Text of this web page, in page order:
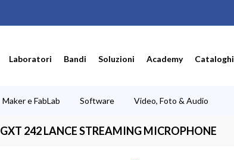
Laboratori Bandi Soluzioni Academy Cataloghi
Maker e FabLab Software Video, Foto & Audio
GXT 242 LANCE STREAMING MICROPHONE